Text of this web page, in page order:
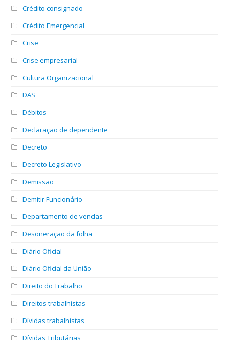
Crédito consignado
Crédito Emergencial
Crise
Crise empresarial
Cultura Organizacional
DAS
Débitos
Declaração de dependente
Decreto
Decreto Legislativo
Demissão
Demitir Funcionário
Departamento de vendas
Desoneração da folha
Diário Oficial
Diário Oficial da União
Direito do Trabalho
Direitos trabalhistas
Dívidas trabalhistas
Dívidas Tributárias